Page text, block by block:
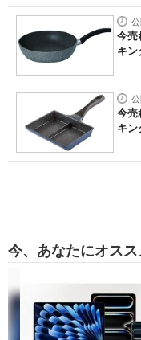
今売
キン
今売
キ
今、あなたにオスス